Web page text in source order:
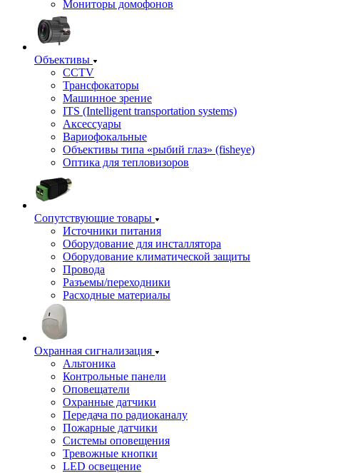
Мониторы домофонов
Объективы
CCTV
Трансфокаторы
Машинное зрение
ITS (Intelligent transportation systems)
Аксессуары
Вариофокальные
Объективы типа «рыбий глаз» (fisheye)
Оптика для тепловизоров
Сопутствующие товары
Источники питания
Оборудование для инсталлятора
Оборудование климатической защиты
Провода
Разъемы/переходники
Расходные материалы
Охранная сигнализация
Альтоника
Контрольные панели
Оповещатели
Охранные датчики
Передача по радиоканалу
Пожарные датчики
Системы оповещения
Тревожные кнопки
LED освещение